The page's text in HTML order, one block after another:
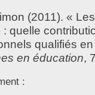
(2011). «
quelle
qualifiés
en éducation,
: